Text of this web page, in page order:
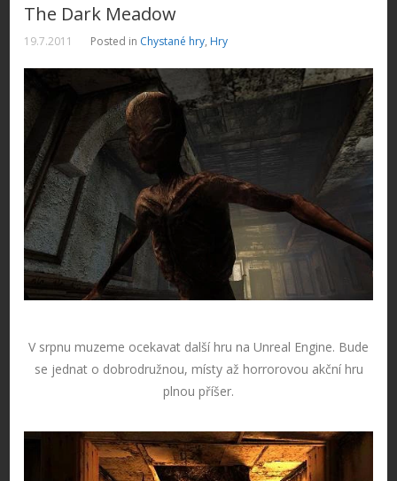
The Dark Meadow
19.7.2011 Posted in Chystané hry, Hry
V srpnu muzeme ocekavat další hru na Unreal Engine. Bude
se jednat o dobrodružnou, místy až horrorovou akční hru
plnou příšer.